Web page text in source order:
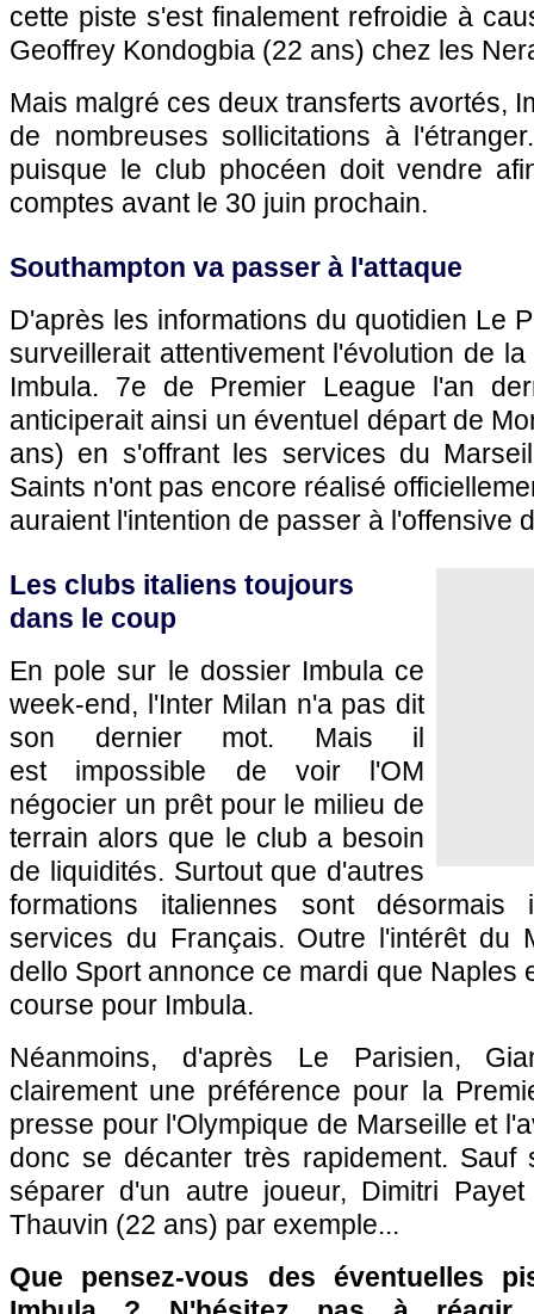
cette piste s'est finalement refroidie à
Geoffrey Kondogbia (22 ans) chez les
Mais malgré ces deux transferts avortés,
de nombreuses sollicitations à
puisque le club phocéen doit vendre
comptes avant le 30 juin prochain.
Southampton va passer à l'attaque
D'après les informations du quotidien Le
surveillerait attentivement l'évolution de
Imbula. 7e de Premier League l'an
anticiperait ainsi un éventuel départ de
ans) en s'offrant les services du
Saints n'ont pas encore réalisé
auraient l'intention de passer à l'offensive
Les clubs italiens toujours
dans le coup
En pole sur le dossier Imbula ce
week-end, l'Inter Milan n'a pas dit
son dernier mot. Mais il
est impossible de voir l'OM
négocier un prêt pour le milieu de
terrain alors que le club a besoin
de liquidités. Surtout que d'autres
formations italiennes sont désormais
services du Français. Outre l'intérêt du
dello Sport annonce ce mardi que Naples
course pour Imbula.
Néanmoins, d'après Le Parisien,
clairement une préférence pour la
presse pour l'Olympique de Marseille et
donc se décanter très rapidement.
séparer d'un autre joueur, Dimitri
Thauvin (22 ans) par exemple...
Que pensez-vous des éventuelles